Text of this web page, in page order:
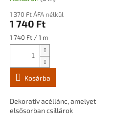
1 370 Ft ÁFA nélkül
1 740 Ft
Egységár:
1 740 Ft / 1 m
Kosárba
Dekoratív acéllánc, amelyet
elsősorban csillárok